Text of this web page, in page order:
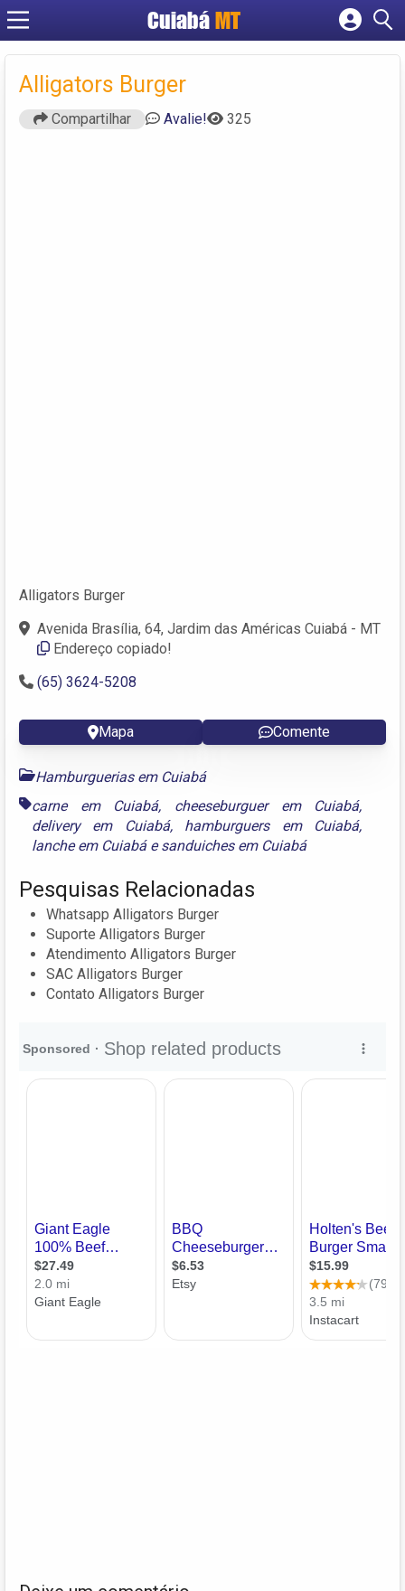
Cuiabá MT
Cadastrar empresa
Alligators Burger
Compartilhar Avalie! 325
Alligators Burger
Avenida Brasília, 64, Jardim das Américas Cuiabá - MT
Endereço copiado!
(65) 3624-5208
Mapa Comente
Hamburguerias em Cuiabá
carne em Cuiabá, cheeseburguer em Cuiabá,
delivery em Cuiabá, hamburguers em Cuiabá,
lanche em Cuiabáesanduiches em Cuiabá
Pesquisas Relacionadas
Whatsapp Alligators Burger
Suporte Alligators Burger
Atendimento Alligators Burger
SAC Alligators Burger
Contato Alligators Burger